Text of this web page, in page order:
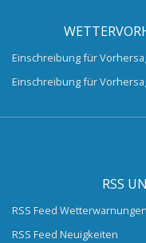
Einschreibung für
Einschreibung für
RSS
RSS Feed Wetterwarnungen
RSS Feed Neuigkeiten